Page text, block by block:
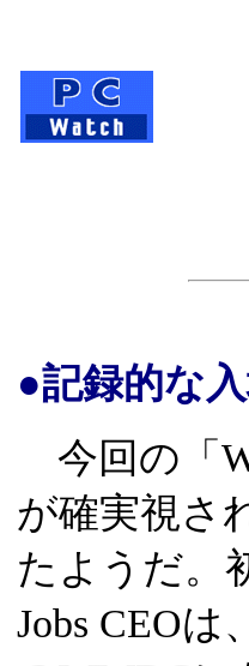
●記録的な
今回の「
が確実視さ
たようだ。
Jobs CEO